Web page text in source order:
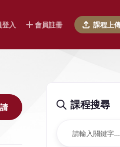
登入 會員註冊 課程上
課程搜尋